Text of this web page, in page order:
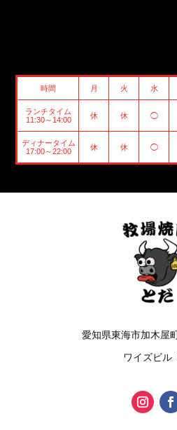
時間 月 火 水
ランチタイム
11:30～14:00
休 休 ◯
ディナータイム
17:00～22:00
休 休 ◯
愛知県東海市加木屋
ワイズビル